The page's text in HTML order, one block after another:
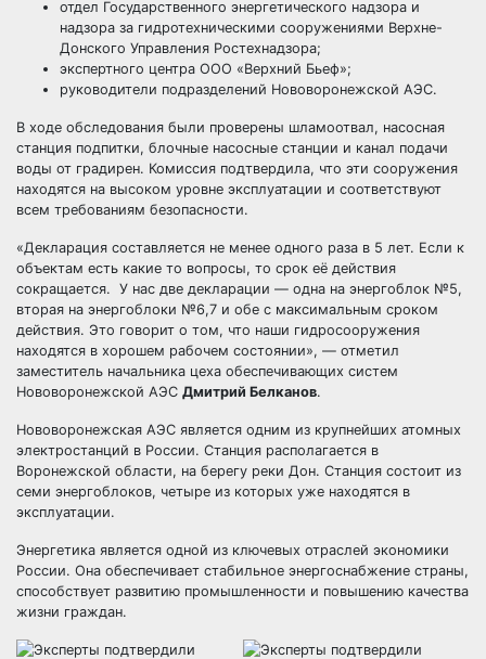
отдел Государственного энергетического надзора и
надзора за гидротехническими сооружениями Верхне-
Донского Управления Ростехнадзора;
экспертного центра ООО «Верхний Бьеф»;
руководители подразделений Нововоронежской АЭС.
В ходе обследования были проверены шламоотвал, насосная
станция подпитки, блочные насосные станции и канал подачи
воды от градирен. Комиссия подтвердила, что эти сооружения
находятся на высоком уровне эксплуатации и соответствуют
всем требованиям безопасности.
«Декларация составляется не менее одного раза в 5 лет. Если к
объектам есть какие то вопросы, то срок её действия
сокращается. У нас две декларации — одна на энергоблок №5,
вторая на энергоблоки №6,7 и обе с максимальным сроком
действия. Это говорит о том, что наши гидросооружения
находятся в хорошем рабочем состоянии», — отметил
заместитель начальника цеха обеспечивающих систем
Нововоронежской АЭС Дмитрий Белканов.
Нововоронежская АЭС является одним из крупнейших атомных
электростанций в России. Станция располагается в
Воронежской области, на берегу реки Дон. Станция состоит из
семи энергоблоков, четыре из которых уже находятся в
эксплуатации.
Энергетика является одной из ключевых отраслей экономики
России. Она обеспечивает стабильное энергоснабжение страны,
способствует развитию промышленности и повышению качества
жизни граждан.